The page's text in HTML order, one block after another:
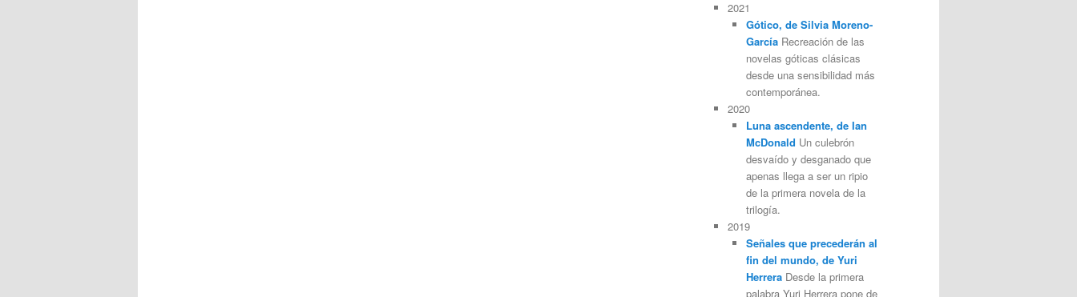
2021
Gótico, de Silvia Moreno-
GarcíaRecreación de las
novelas góticas clásicas
desde una sensibilidad más
contemporánea.
2020
Luna ascendente, de Ian
McDonald Un culebrón
desvaído y desganado que
apenas llega a ser un ripio
de la primera novela de la
trilogía.
2019
Señales que precederán al
fin del mundo, de Yuri
HerreraDesde la primera
palabra Yuri Herrera pone de